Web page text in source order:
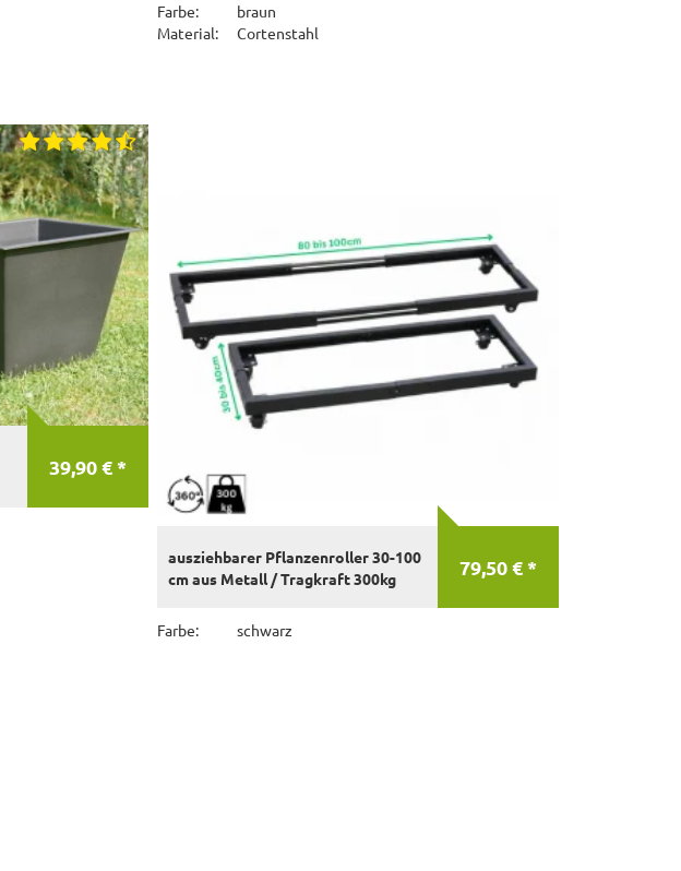
Farbe:
braun
Material:
Cortenstahl
39,90 € *
79,50 € *
ausziehbarer Pflanzenroller 30-100
cm aus Metall / Tragkraft 300kg
Farbe: schwarz